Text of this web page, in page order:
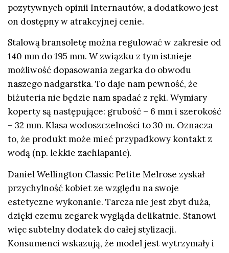
pozytywnych opinii Internautów, a dodatkowo jest
on dostępny w atrakcyjnej cenie.
Stalową bransoletę można regulować w zakresie od
140 mm do 195 mm. W związku z tym istnieje
możliwość dopasowania zegarka do obwodu
naszego nadgarstka. To daje nam pewność, że
biżuteria nie będzie nam spadać z ręki. Wymiary
koperty są następujące: grubość – 6 mm i szerokość
– 32 mm. Klasa wodoszczelności to 30 m. Oznacza
to, że produkt może mieć przypadkowy kontakt z
wodą (np. lekkie zachlapanie).
Daniel Wellington Classic Petite Melrose zyskał
przychylność kobiet ze względu na swoje
estetyczne wykonanie. Tarcza nie jest zbyt duża,
dzięki czemu zegarek wygląda delikatnie. Stanowi
więc subtelny dodatek do całej stylizacji.
Konsumenci wskazują, że model jest wytrzymały i